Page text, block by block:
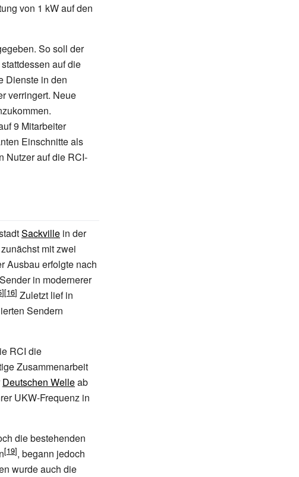
von 1 kW auf den
So soll der
auf die
Dienste in den
verringert. Neue
9 Mitarbeiter
Einschnitte als
Nutzer auf die RCI-
Sackville in der
mit zwei
Ausbau erfolgte nach
in modernerer
Zuletzt lief in
Sendern
RCI die
Zusammenarbeit
Deutschen Welleab
UKW-Frequenz in
die bestehenden
, begann jedoch
wurde auch die